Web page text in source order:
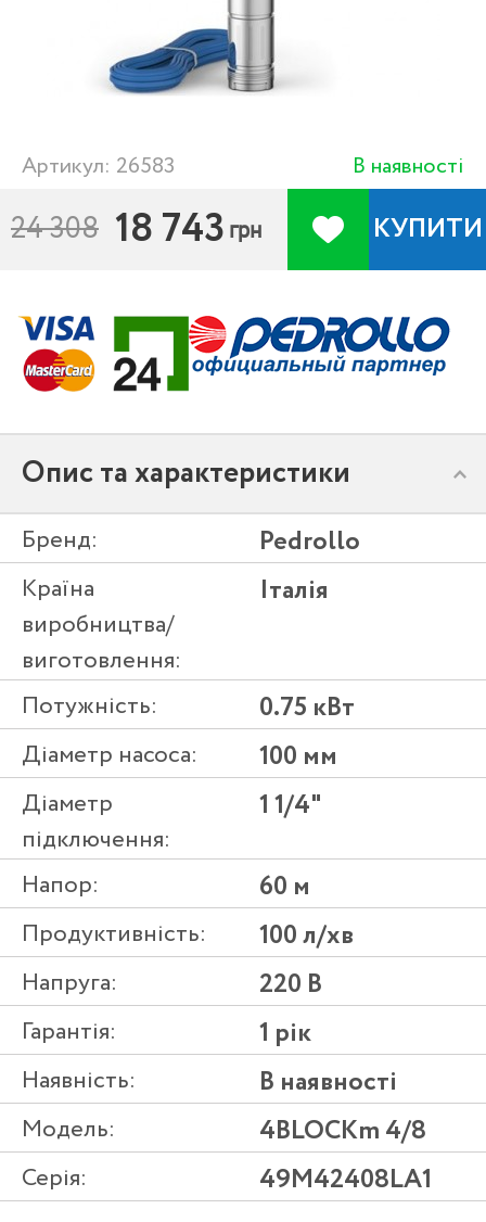
Артикул: 26583 В наявності
24 308 18 743 грн КУПИТИ
Опис та характеристики
Бренд: Pedrollo
Країна
виробництва/
виготовлення:
Італія
Потужність: 0.75 кВт
Діаметр насоса: 100 мм
Діаметр
підключення:
1 1/4"
Напор: 60 м
Продуктивність: 100 л/хв
Напруга: 220 В
Гарантія: 1 рік
Наявність: В наявності
Модель: 4BLOCKm 4/8
Серія: 49M42408LA1